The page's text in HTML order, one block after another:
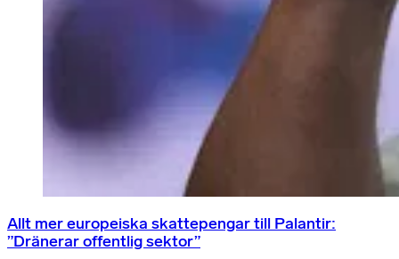
Allt mer europeiska skattepengar till Palantir:
”Dränerar offentlig sektor”